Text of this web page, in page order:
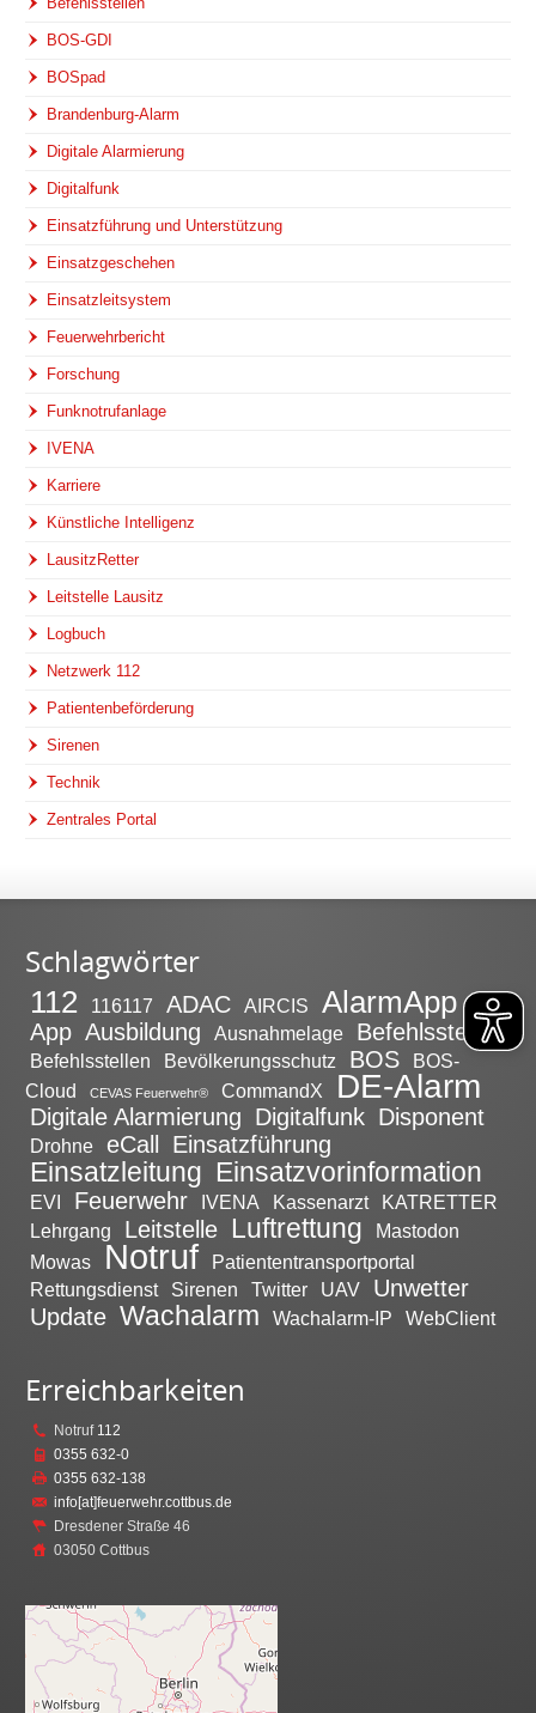
BOS-GDI
BOSpad
Brandenburg-Alarm
Digitale Alarmierung
Digitalfunk
Einsatzführung und Unterstützung
Einsatzgeschehen
Einsatzleitsystem
Feuerwehrbericht
Forschung
Funknotrufanlage
IVENA
Karriere
Künstliche Intelligenz
LausitzRetter
Leitstelle Lausitz
Logbuch
Netzwerk 112
Patientenbeförderung
Sirenen
Technik
Zentrales Portal
Schlagwörter
112 116117 ADAC AIRCIS AlarmApp
App Ausbildung Ausnahmelage Befehlsstelle
Befehlsstellen Bevölkerungsschutz BOS
BOS-
Cloud
CEVAS Feuerwehr® CommandX DE-Alarm
Digitale Alarmierung Digitalfunk Disponent
Drohne eCall Einsatzführung
Einsatzleitung Einsatzvorinformation
EVI Feuerwehr IVENA Kassenarzt
KATRETTER
Lehrgang
Leitstelle Luftrettung
Mastodon
Mowas
Notruf
Patiententransportportal
Rettungsdienst
Sirenen Twitter UAV
Unwetter
Update Wachalarm Wachalarm-IP WebClient
Erreichbarkeiten
Notruf 112
0355 632-0
0355 632-138
info[at]feuerwehr.cottbus.de
Dresdener Straße 46
03050 Cottbus